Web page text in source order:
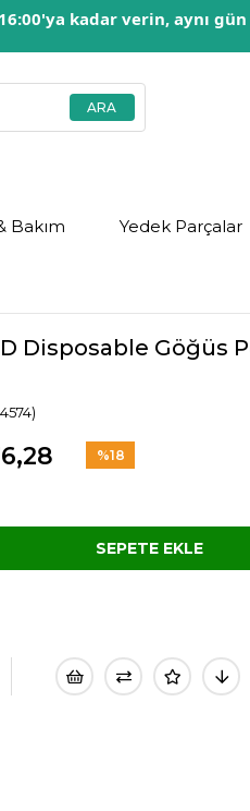
kadar verin, aynı
Bakım Yedek Parçalar
Disposable Göğüs
%18